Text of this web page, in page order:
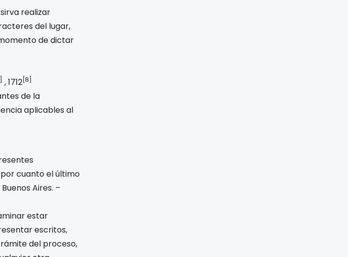
realizar
del lugar,
de dictar
, 1712 [8]
de la
aplicables al
por cuanto el último
Aires. –
estar
escritos,
del proceso,